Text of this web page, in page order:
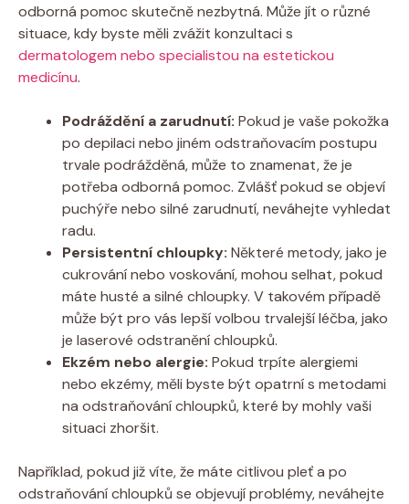
odborná pomoc skutečně nezbytná. Může jít o různé
situace, kdy byste měli zvážit konzultaci s
dermatologem nebo specialistou na estetickou
medicínu.
Podráždění a zarudnutí: Pokud je vaše pokožka
po depilaci nebo jiném odstraňovacím postupu
trvale podrážděná, může to znamenat, že je
potřeba odborná pomoc. Zvlášť pokud se objeví
puchýře nebo silné zarudnutí, neváhejte vyhledat
radu.
Persistentní chloupky: Některé metody, jako je
cukrování nebo voskování, mohou selhat, pokud
máte husté a silné chloupky. V takovém případě
může být pro vás lepší volbou trvalejší léčba, jako
je laserové odstranění chloupků.
Ekzém nebo alergie: Pokud trpíte alergiemi
nebo ekzémy, měli byste být opatrní s metodami
na odstraňování chloupků, které by mohly vaši
situaci zhoršit.
Například, pokud již víte, že máte citlivou pleť a po
odstraňování chloupků se objevují problémy, neváhejte